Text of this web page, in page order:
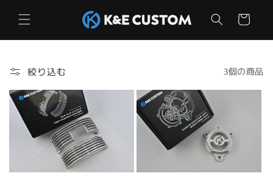
ンツに
進む
ー
絞り込む 3個の商品